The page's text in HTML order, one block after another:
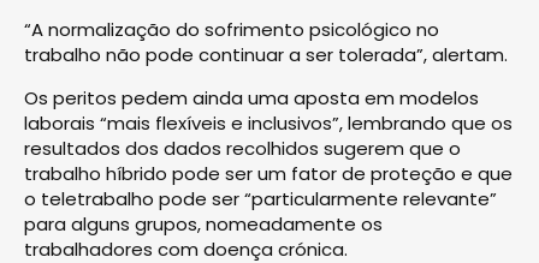
“A normalização do sofrimento psicológico no
trabalho não pode continuar a ser tolerada”, alertam.
Os peritos pedem ainda uma aposta em modelos
laborais “mais flexíveis e inclusivos”, lembrando que os
resultados dos dados recolhidos sugerem que o
trabalho híbrido pode ser um fator de proteção e que
o teletrabalho pode ser “particularmente relevante”
para alguns grupos, nomeadamente os
trabalhadores com doença crónica.